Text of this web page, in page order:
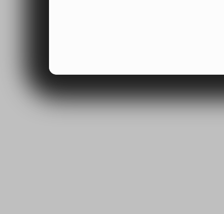
Funkční soubory
Funkční soubory
nastavení možností